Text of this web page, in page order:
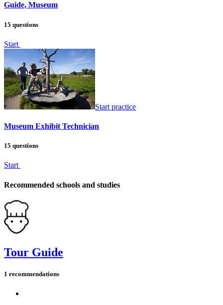
Guide, Museum
15 questions
Start
Start practice
Museum Exhibit Technician
15 questions
Start
Recommended schools and studies
Tour Guide
1 recommendations